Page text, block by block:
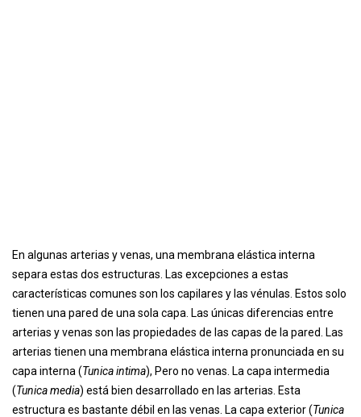
En algunas arterias y venas, una membrana elástica interna
separa estas dos estructuras. Las excepciones a estas
características comunes son los capilares y las vénulas. Estos solo
tienen una pared de una sola capa. Las únicas diferencias entre
arterias y venas son las propiedades de las capas de la pared. Las
arterias tienen una membrana elástica interna pronunciada en su
capa interna (Tunica intima), Pero no venas. La capa intermedia
(Tunica media) está bien desarrollado en las arterias. Esta
estructura es bastante débil en las venas. La capa exterior (Tunica